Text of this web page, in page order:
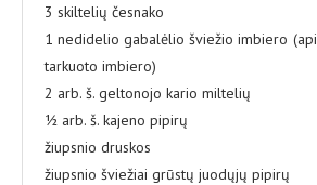
3 skiltelių česnako
1 nedidelio gabalėlio šviežio imbiero
tarkuoto imbiero)
2 arb. š. geltonojo kario miltelių
½ arb. š. kajeno pipirų
žiupsnio druskos
žiupsnio šviežiai grūstų juodųjų pipirų